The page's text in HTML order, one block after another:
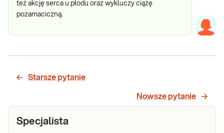
też akcję serca u płodu oraz wykluczy ciążę
pozamaciczną.
Starsze pytanie
Nowsze pytanie
Specjalista